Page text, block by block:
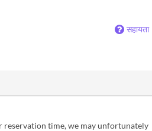
सहायता
time, we may unfortunately